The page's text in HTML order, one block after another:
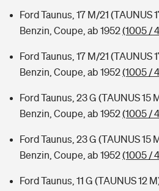
Ford Taunus, 17 M/21 (TAUNUS
Benzin, Coupe, ab 1952(1005 /
Ford Taunus, 17 M/21 (TAUNUS
Benzin, Coupe, ab 1952(1005 /
Ford Taunus, 23 G (TAUNUS 15
Benzin, Coupe, ab 1952(1005 /
Ford Taunus, 23 G (TAUNUS 15
Benzin, Coupe, ab 1952(1005 /
Ford Taunus, 11 G (TAUNUS 12